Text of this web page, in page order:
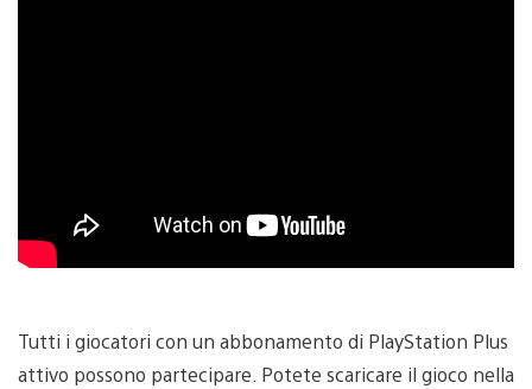
Tutti i giocatori con un abbonamento di PlayStation Plus
attivo possono partecipare. Potete scaricare il gioco nella